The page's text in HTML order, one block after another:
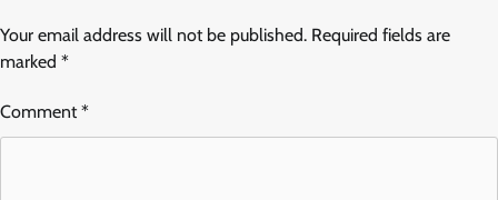
Your email address will not be published. Required fields are
marked *
Comment*